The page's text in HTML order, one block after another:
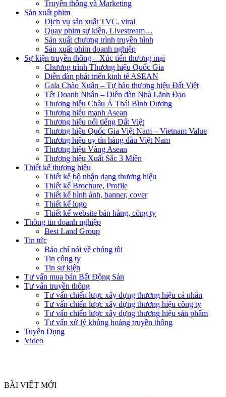
Truyền thông và Marketing
Sản xuất phim
Dịch vụ sản xuất TVC, viral
Quay phim sự kiện, Livestream…
Sản xuất chương trình truyền hình
Sản xuất phim doanh nghiệp
Sự kiện truyền thông – Xúc tiến thương mại
Chương trình Thương hiệu Quốc Gia
Diễn đàn phát triển kinh tế ASEAN
Gala Chào Xuân – Tự hào thương hiệu Đất Việt
Tết Doanh Nhân – Diễn đàn Nhà Lãnh Đạo
Thương hiệu Châu Á Thái Bình Dương
Thương hiệu mạnh Asean
Thương hiệu nổi tiếng Đất Việt
Thương hiệu Quốc Gia Việt Nam – Vietnam Value
Thương hiệu uy tín hàng đầu Việt Nam
Thương hiệu Vàng Asean
Thương hiệu Xuất Sắc 3 Miền
Thiết kế thương hiệu
Thiết kế bộ nhận dạng thương hiệu
Thiết kế Brochure, Profile
Thiết kế hình ảnh, banner, cover
Thiết kế logo
Thiết kế website bán hàng, công ty
Thông tin doanh nghiệp
Best Land Group
Tin tức
Báo chí nói về chúng tôi
Tin công ty
Tin sự kiện
Tư vấn mua bán Bất Động Sản
Tư vấn truyền thông
Tư vấn chiến lược xây dựng thương hiệu cá nhân
Tư vấn chiến lược xây dựng thương hiệu công ty
Tư vấn chiến lược xây dựng thương hiệu sản phẩm
Tư vấn xử lý khủng hoảng truyền thông
Tuyển Dụng
Video
BÀI VIẾT MỚI